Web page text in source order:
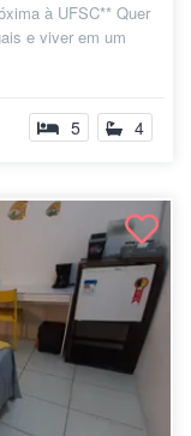
à UFSC** Quer
e viver em um
5 4